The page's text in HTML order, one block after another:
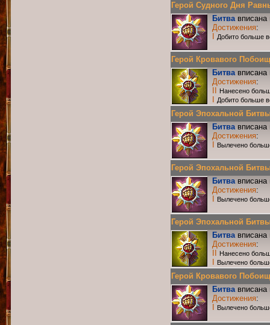
Герой Судного Дня
Битвавписана
Достижения:
Добито больше
Герой Кровавого
Битвавписана
Достижения:
Нанесено
Добито больше
Герой Эпохальной
Битвавписана
Достижения:
Вылечено
Герой Эпохальной
Битвавписана
Достижения:
Вылечено
Герой Эпохальной
Битвавписана
Достижения:
Нанесено
Вылечено
Герой Кровавого
Битвавписана
Достижения:
Вылечено